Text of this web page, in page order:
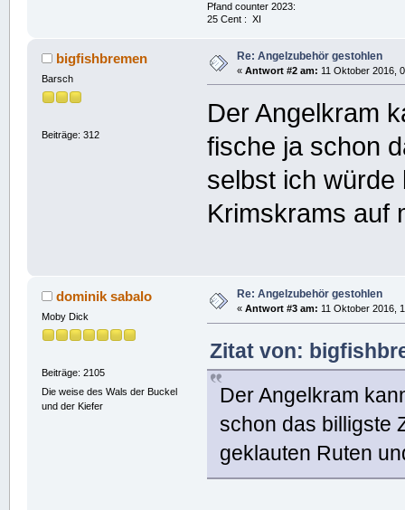
Pfand counter 2023:
25 Cent : XI
bigfishbremen
Barsch
Beiträge: 312
Re: Angelzubehör gestohlen
« Antwort #2 am: 11 Oktober 2016,
Der Angelkram
fische ja schon
selbst ich würde
Krimskrams auf
dominik sabalo
Moby Dick
Beiträge: 2105
Die weise des Wals der Buckel
und der Kiefer
Re: Angelzubehör gestohlen
« Antwort #3 am: 11 Oktober 2016,
Zitat von:
Der Angelkram
schon das billigste
geklauten Ruten